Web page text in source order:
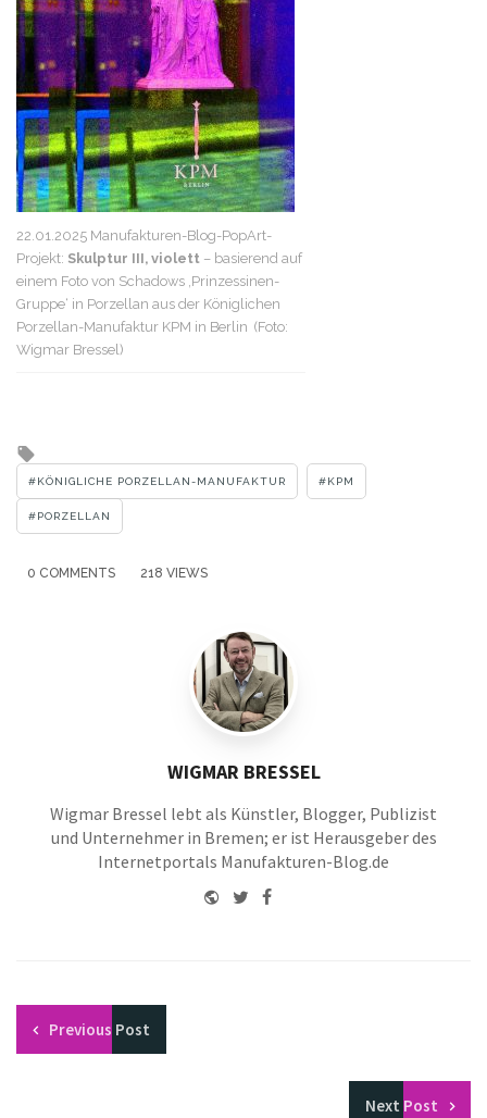
22.01.2025 Manufakturen-Blog-PopArt-
Projekt: Skulptur III, violett – basierend auf
einem Foto von Schadows ‚Prinzessinen-
Gruppe‘ in Porzellan aus der Königlichen
Porzellan-Manufaktur KPM in Berlin (Foto:
Wigmar Bressel)
with
KÖNIGLICHE PORZELLAN-MANUFAKTUR KPM
PORZELLAN
0 COMMENTS 218 VIEWS
WIGMAR BRESSEL
Wigmar Bressel lebt als Künstler, Blogger, Publizist
und Unternehmer in Bremen; er ist Herausgeber des
Internetportals Manufakturen-Blog.de
WebsiteTwitterFacebook
Previous Post
Next Post